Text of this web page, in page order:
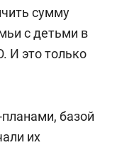
сумму
с детьми в
И это только
базой
их